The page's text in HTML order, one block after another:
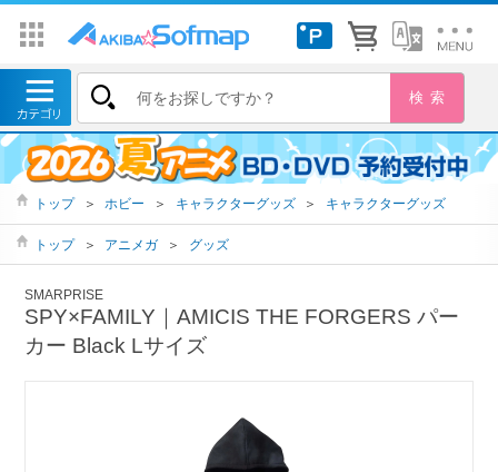
トップ ＞ ホビー ＞ キャラクターグッズ ＞ キャラクターグッズ
トップ ＞ アニメガ ＞ グッズ
SMARPRISE
SPY×FAMILY｜AMICIS THE FORGERS パー
カー Black Lサイズ